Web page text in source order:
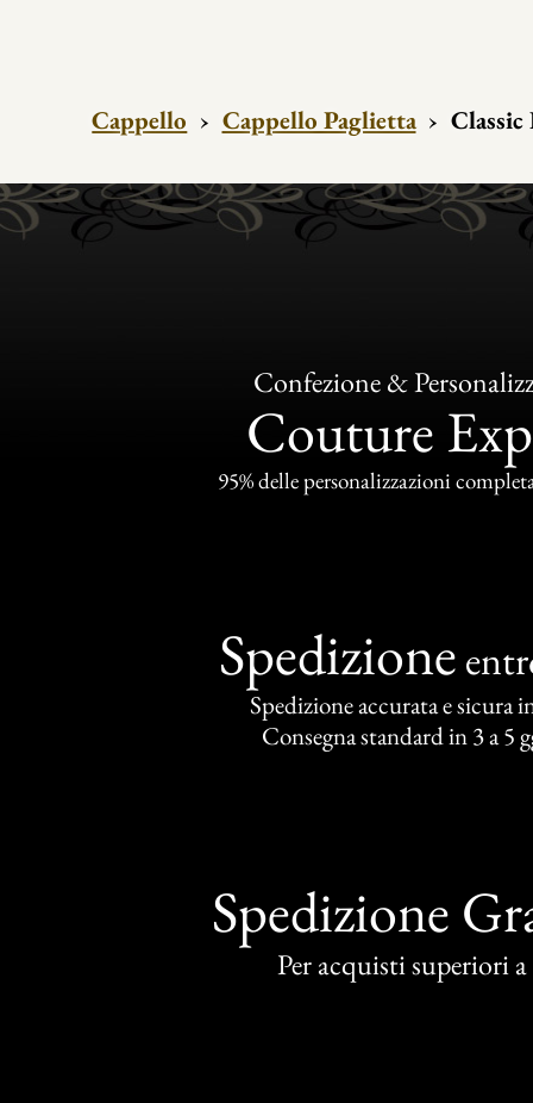
Cappello › Cappello Paglietta ›
Confezione &
Couture
95% delle personalizzazioni
Spedizione
Spedizione accurata e sicura
Consegna standard in 3 a 5
Spedizione
Per acquisti superiori